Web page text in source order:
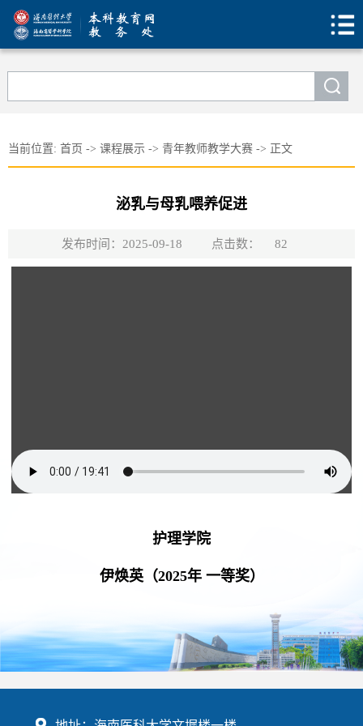
当前位置: 首页 -> 课程展示 -> 青年教师教学大赛 -> 正文
泌乳与母乳喂养促进
发布时间：2025-09-18 点击数： 82
护理学院
伊焕英（2025年 一等奖）